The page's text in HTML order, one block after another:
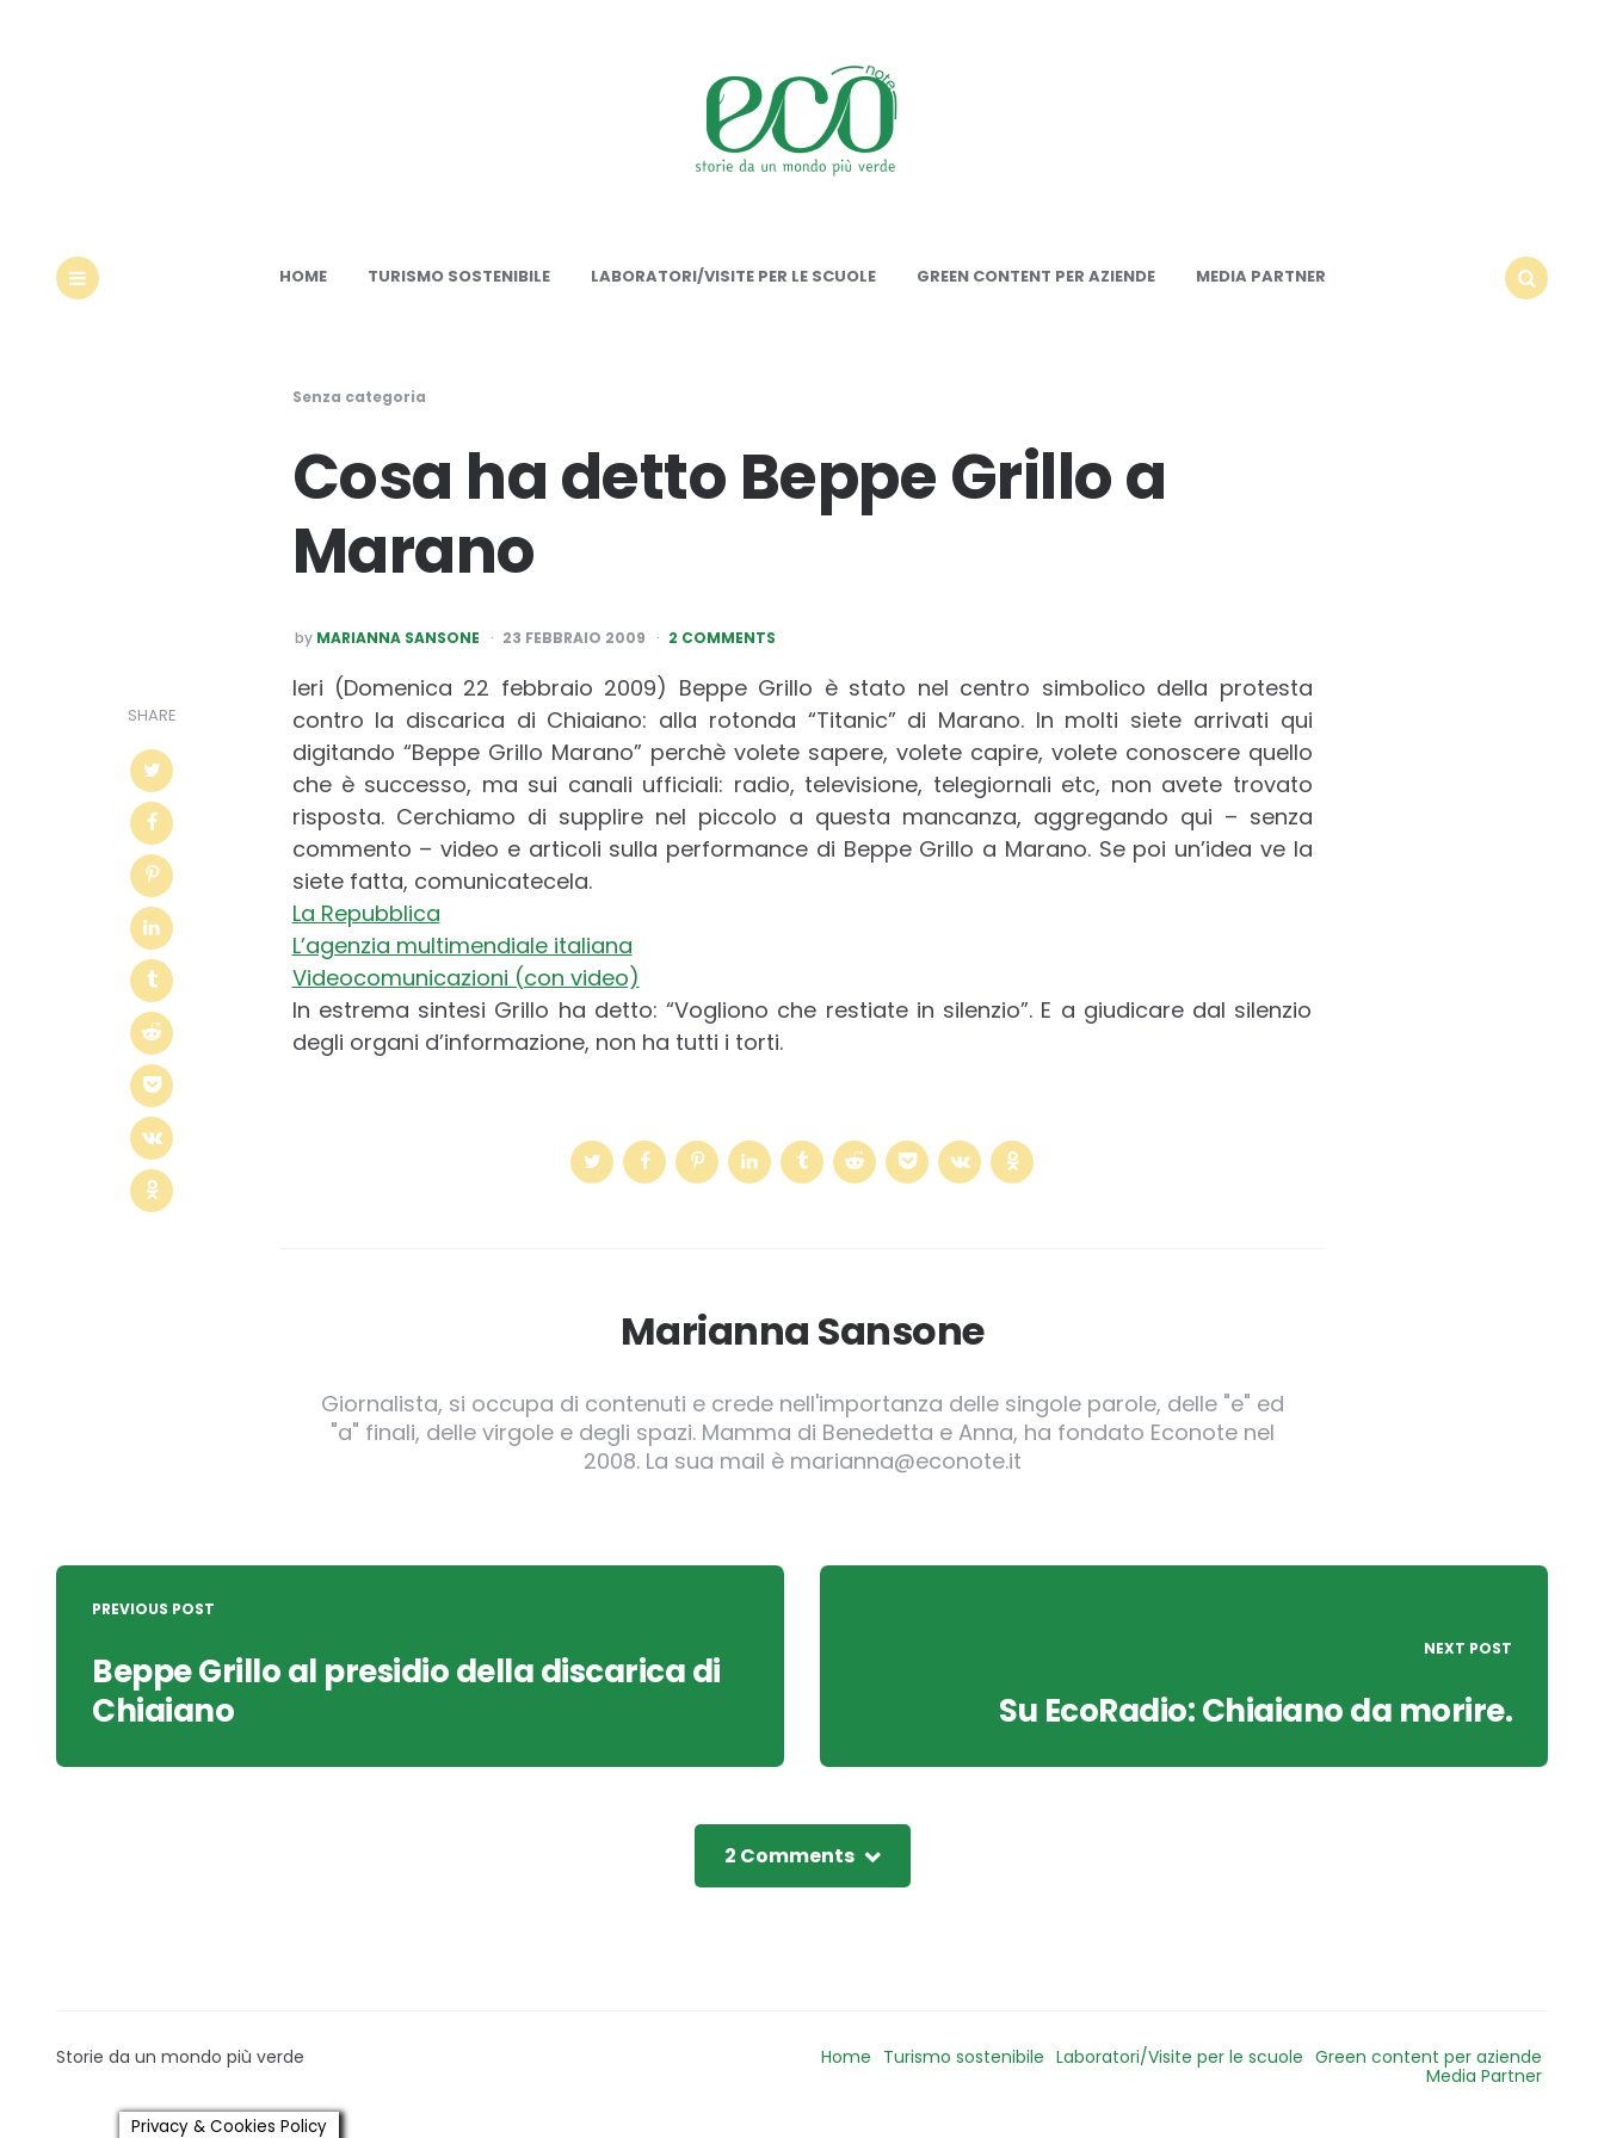
HOME TURISMO SOSTENIBILE LABORATORI/VISITE PER LE SCUOLE GREEN CONTENT PER AZIENDE
MEDIA PARTNER
Senza categoria
Cosa ha detto Beppe Grillo a
Marano
POSTED
BY
by MARIANNA SANSONE 23 FEBBRAIO 2009 2 COMMENTS
SHARE
Ieri (Domenica 22 febbraio 2009) Beppe Grillo è stato nel centro simbolico della protesta
contro la discarica di Chiaiano: alla rotonda “Titanic” di Marano. In molti siete arrivati qui
digitando “Beppe Grillo Marano” perchè volete sapere, volete capire, volete conoscere quello
che è successo, ma sui canali ufficiali: radio, televisione, telegiornali etc, non avete trovato
risposta. Cerchiamo di supplire nel piccolo a questa mancanza, aggregando qui – senza
commento – video e articoli sulla performance di Beppe Grillo a Marano. Se poi un’idea ve la
siete fatta, comunicatecela.
La Repubblica
L’agenzia multimendiale italiana
Videocomunicazioni (con video)
In estrema sintesi Grillo ha detto: “Vogliono che restiate in silenzio”. E a giudicare dal silenzio
degli organi d’informazione, non ha tutti i torti.
Marianna Sansone
Giornalista, si occupa di contenuti e crede nell'importanza delle singole parole, delle "e" ed
"a" finali, delle virgole e degli spazi. Mamma di Benedetta e Anna, ha fondato Econote nel
2008. La sua mail è marianna@econote.it
Post
navigation
PREVIOUS POST
Beppe Grillo al presidio della discarica di
Chiaiano
NEXT POST
Su EcoRadio: Chiaiano da morire.
2 Comments
Storie da un mondo più verde Home Turismo sostenibile Laboratori/Visite per le scuole Green content per aziende
Media Partner
Privacy & Cookies Policy